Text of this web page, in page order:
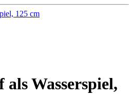
Wasserspiel,